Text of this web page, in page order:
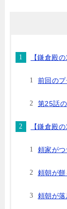
【鎌倉殿
前回のプ
第25話
【鎌倉殿
頼家が
頼朝が
頼朝が